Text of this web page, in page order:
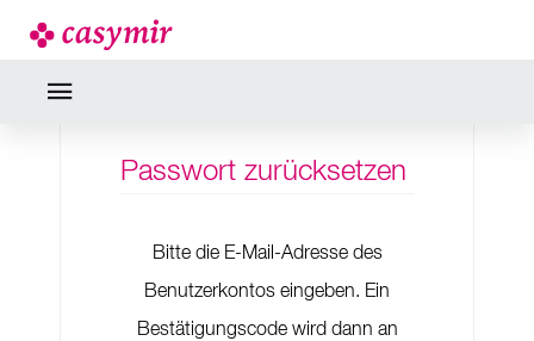
Passwort zurücksetzen
Bitte die E-Mail-Adresse des
Benutzerkontos eingeben. Ein
Bestätigungscode wird dann an